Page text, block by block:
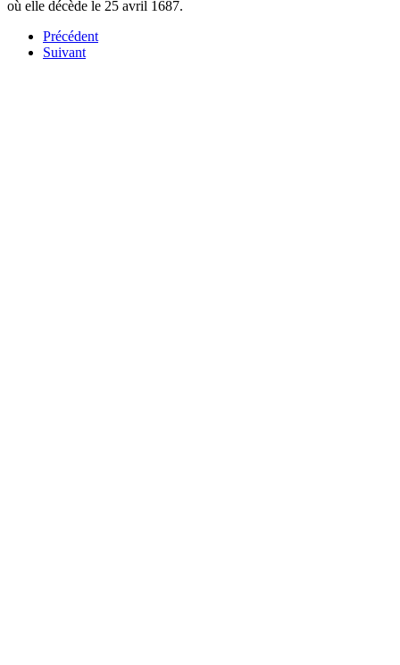
où elle décède le 25 avril 1687.
Précédent
Suivant